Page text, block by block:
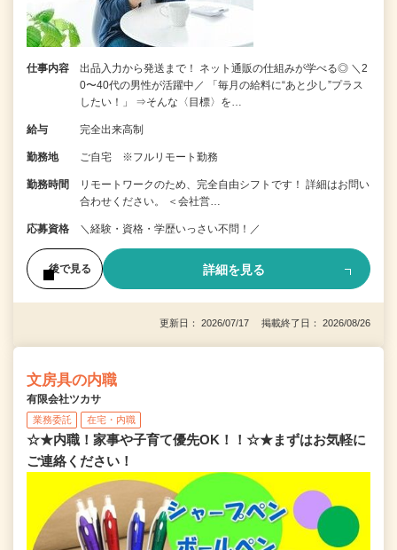
仕事内容
出品入力から発送まで！ ネット通販の仕組みが学べる◎ ＼2
0〜40代の男性が活躍中／ 「毎月の給料に“あと少し”プラス
したい！」 ⇒そんな〈目標〉を…
給与 完全出来高制
勤務地 ご自宅 ※フルリモート勤務
勤務時間
リモートワークのため、完全自由シフトです！ 詳細はお問い
合わせください。 ＜会社営…
応募資格 ＼経験・資格・学歴いっさい不問！／
後で見る 詳細を見る
更新日： 2026/07/17 掲載終了日： 2026/08/26
文房具の内職
有限会社ツカサ
業務委託 在宅・内職
☆★内職！家事や子育て優先OK！！☆★まずはお気軽に
ご連絡ください！